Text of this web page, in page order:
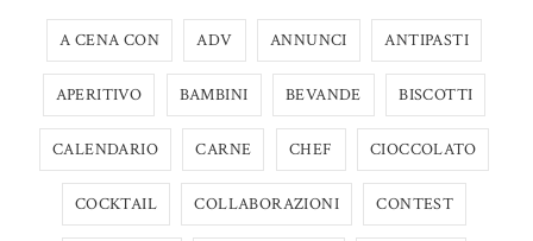
A CENA CON ADV ANNUNCI ANTIPASTI
APERITIVO BAMBINI BEVANDE BISCOTTI
CALENDARIO CARNE CHEF CIOCCOLATO
COCKTAIL COLLABORAZIONI CONTEST